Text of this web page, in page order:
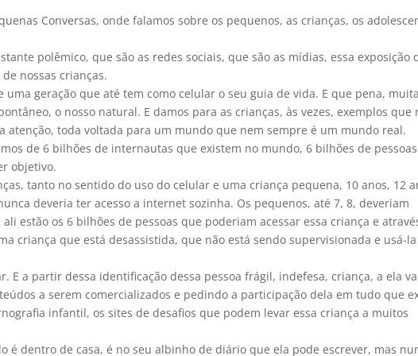
para
Conversas, onde falamos sobre os pequenos, as crianças, os
polêmico, que são as redes sociais, que são as mídias, essa exposição
nossas crianças.
geração que até tem como celular o seu guia de vida. E que pena,
o nosso natural. E damos para as crianças, às vezes, exemplos que
atenção, toda voltada para um mundo que nem sempre é um mundo real.
de 6 bilhões de internautas que existem no mundo, 6 bilhões de
objetivo.
tanto no sentido do uso do celular e uma criança pequena, 10 anos, 12
deveria ter acesso a internet sozinha. Os pequenos, até 7, 8, deveriam
estão os 6 bilhões de pessoas que poderiam acessar essa criança e
criança que está desassistida, que não está sendo supervisionada e usá-la
E a partir dessa identificação dessa pessoa frágil, indefesa, criança, a ela
a serem comercializados e pedindo a participação dela em tudo que
infantil, os sites de desafios que podem levar essa criança a muitos
é dentro de casa, é no seu albinho de diário que ela pode escrever, mas